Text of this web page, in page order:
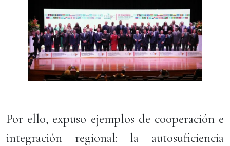
Por ello, expuso ejemplos de cooperación e
integración regional: la autosuficiencia